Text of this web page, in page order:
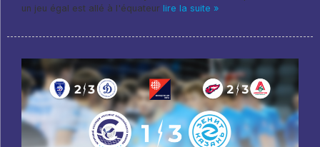
un jeu égal est allé à l'équateur lire la suite »